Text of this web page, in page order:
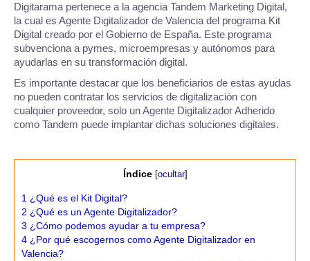
Digitarama pertenece a la agencia Tandem Marketing Digital,
la cual es Agente Digitalizador de Valencia del programa Kit
Digital creado por el Gobierno de España. Este programa
subvenciona a pymes, microempresas y autónomos para
ayudarlas en su transformación digital.
Es importante destacar que los beneficiarios de estas ayudas
no pueden contratar los servicios de digitalización con
cualquier proveedor, solo un Agente Digitalizador Adherido
como Tandem puede implantar dichas soluciones digitales.
Índice [ocultar]
1 ¿Qué es el Kit Digital?
2 ¿Qué es un Agente Digitalizador?
3 ¿Cómo podemos ayudar a tu empresa?
4 ¿Por qué escogernos como Agente Digitalizador en
Valencia?